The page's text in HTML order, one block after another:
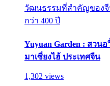
วัฒนธรรมที่สำคัญของจี
กว่า 400 ปี
Yuyuan Garden : สวน
มาเซี่ยงไฮ้ ประเทศจีน
1,302 views